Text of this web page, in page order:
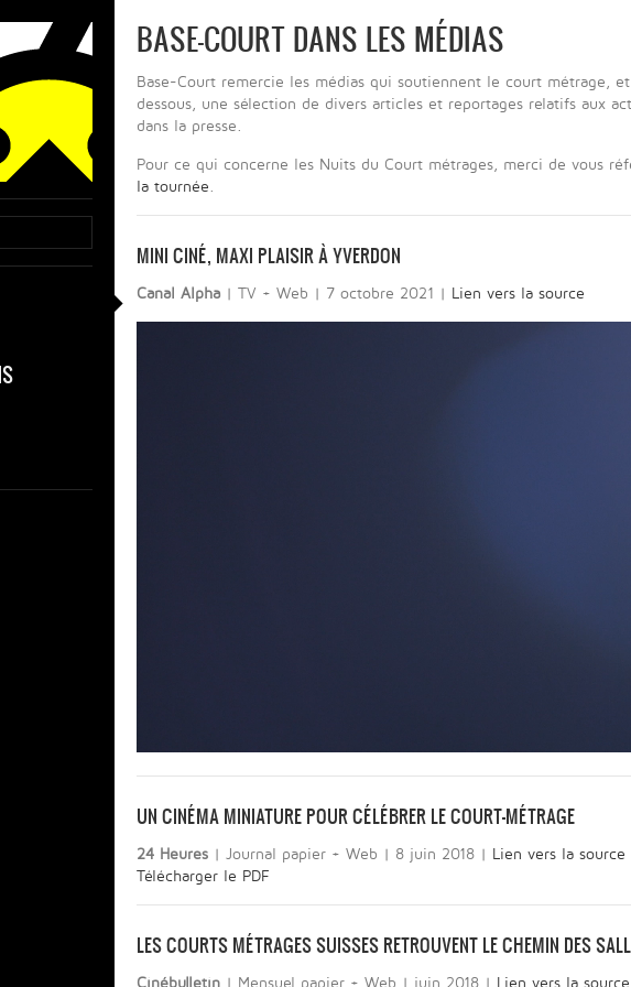
BASE-COURT DANS LES MÉDIAS
Base-Court remercie les médias qui soutiennent le court métrage,
dessous, une sélection de divers articles et reportages relatifs aux
dans la presse.
Pour ce qui concerne les Nuits du Court métrages, merci de vous
la tournée.
MINI CINÉ, MAXI PLAISIR À YVERDON
Canal Alpha | TV + Web | 7 octobre 2021 | Lien vers la source
UN CINÉMA MINIATURE POUR CÉLÉBRER LE COURT-MÉTRAGE
24 Heures | Journal papier + Web | 8 juin 2018 | Lien vers la source
Télécharger le PDF
LES COURTS MÉTRAGES SUISSES RETROUVENT LE CHEMIN DES
Cinébulletin | Mensuel papier + Web | juin 2018 | Lien vers la source